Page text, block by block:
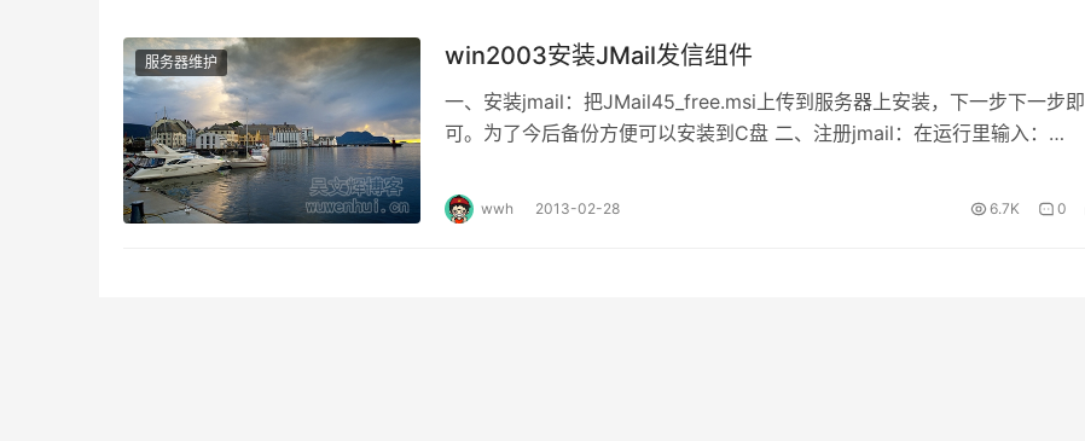
服务器维护 win2003安装JMail发信组件
一、安装jmail：把JMail45_free.msi上传到服务器上安装，下一步下一步即
可。为了今后备份方便可以安装到C盘 二、注册jmail：在运行里输入：
wwh 2013-02-28 6.7K 0